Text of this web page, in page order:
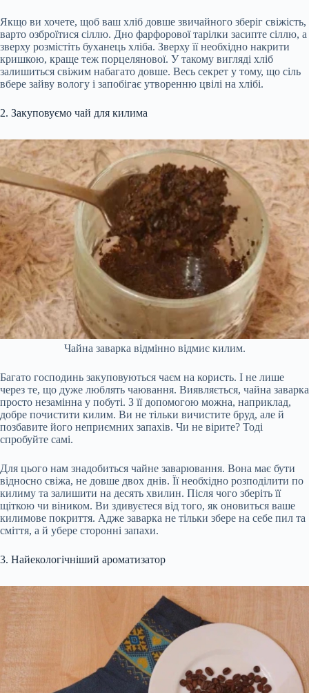
Якщо ви хочете, щоб ваш хліб довше звичайного зберіг свіжість,
варто озброїтися сіллю. Дно фарфорової тарілки засипте сіллю, а
зверху розмістіть буханець хліба. Зверху її необхідно накрити
кришкою, краще теж порцелянової. У такому вигляді хліб
залишиться свіжим набагато довше. Весь секрет у тому, що сіль
вбере зайву вологу і запобігає утворенню цвілі на хлібі.
2. Закуповуємо чай для килима
Чайна заварка відмінно відмиє килим.
Багато господинь закуповуються чаєм на користь. І не лише
через те, що дуже люблять чаювання. Виявляється, чайна заварка
просто незамінна у побуті. З її допомогою можна, наприклад,
добре почистити килим. Ви не тільки вичистите бруд, але й
позбавите його неприємних запахів. Чи не вірите? Тоді
спробуйте самі.
Для цього нам знадобиться чайне заварювання. Вона має бути
відносно свіжа, не довше двох днів. Її необхідно розподілити по
килиму та залишити на десять хвилин. Після чого зберіть її
щіткою чи віником. Ви здивуєтеся від того, як оновиться ваше
килимове покриття. Адже заварка не тільки збере на себе пил та
сміття, а й убере сторонні запахи.
3. Найекологічніший ароматизатор